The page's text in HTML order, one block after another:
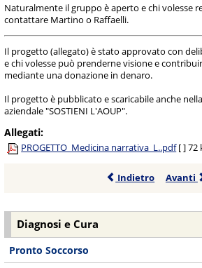
Naturalmente il gruppo è aperto e chi volesse
contattare Martino o Raffaelli.
Il progetto (allegato) è stato approvato con
e chi volesse può prenderne visione e
mediante una donazione in denaro.
Il progetto è pubblicato e scaricabile anche
aziendale "SOSTIENI L'AOUP".
Allegati:
PROGETTO_Medicina narrativa_L..pdf [ ]72
Indietro Avanti
Diagnosi e Cura
Pronto Soccorso